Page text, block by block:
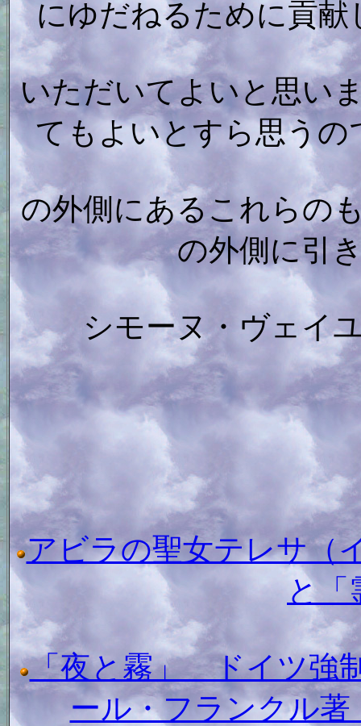
にゆだねるために貢
いただいてよいと思い
てもよいとすら思う
の外側にあるこれらの
の外側に引
シモーヌ・ヴェイ
アビラの聖女テレサ（
と「
「夜と霧」 ドイツ強
ール・フランクル